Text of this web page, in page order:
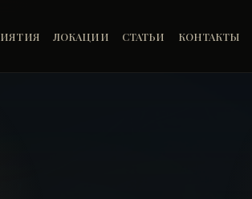
ЛОКАЦИИ СТАТЬИ КОНТАКТЫ